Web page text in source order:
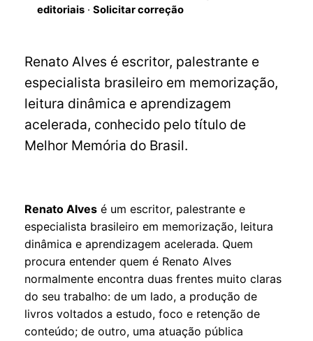
editoriais· Solicitar correção
Renato Alves é escritor, palestrante e
especialista brasileiro em memorização,
leitura dinâmica e aprendizagem
acelerada, conhecido pelo título de
Melhor Memória do Brasil.
Renato Alves é um escritor, palestrante e
especialista brasileiro em memorização, leitura
dinâmica e aprendizagem acelerada. Quem
procura entender quem é Renato Alves
normalmente encontra duas frentes muito claras
do seu trabalho: de um lado, a produção de
livros voltados a estudo, foco e retenção de
conteúdo; de outro, uma atuação pública